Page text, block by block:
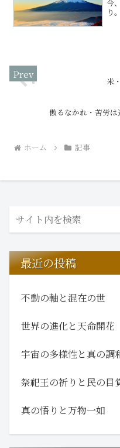
今
り
米
傲るなかれ・苦労は
ホーム 記事
最近の投稿
不動の軸と混在の世
世界の進化と天命開花
宇宙の多様性と真の調
祭祀王の祈りと民の目
真の悟りと万物一如